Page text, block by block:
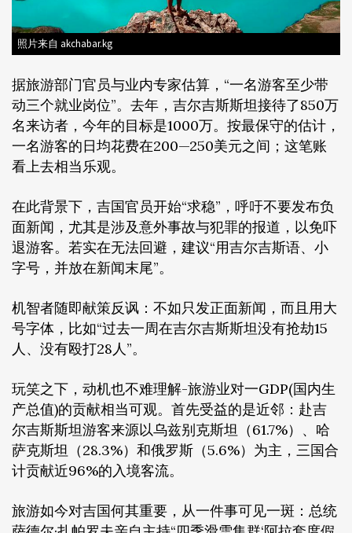
照片来自 akchabar.kg
据旅游部门官员与业内专家估算，“一名游客至少带
动三个就业岗位”。去年，吉尔吉斯斯坦接待了850万
名来访者，今年的目标是1000万。按最保守的估计，
一名游客的日均花费在200—250美元之间；这笔账
看上去相当乐观。
在此背景下，吉国官员开始“求稳”，呼吁不要发布负
面新闻，尤其是涉及意外事故与犯罪的报道，以免吓
退游客。若实在无法回避，建议“用吉尔吉斯语、小
字号，并放在新闻末尾”。
机智者随即献策反讽：不如只发正面新闻，而且用大
号字体，比如“过去一周在吉尔吉斯斯坦没有抢劫15
人、没有殴打28人”。
玩笑之下，动机也不难理解-旅游业对一GDP(国内生
产总值)的贡献相当可观。首先受益的是近邻：赴吉
尔吉斯斯坦游客来源以乌兹别克斯坦（61.7%）、哈
萨克斯坦（28.3%）和俄罗斯（5.6%）为主，三国合
计贡献近96%的入境客流。
旅游如今对吉国何其重要，从一件事可见一斑：总统